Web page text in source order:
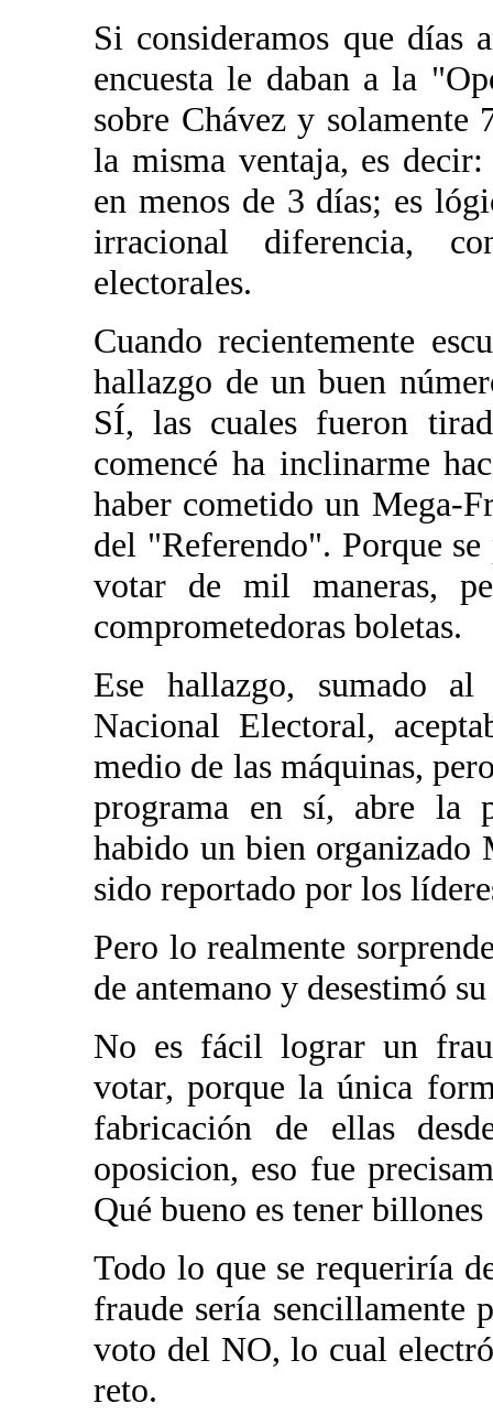
Si consideramos que días
encuesta le daban a la
sobre Chávez y solamente
la misma ventaja, es
en menos de 3 días; es
irracional diferencia,
electorales.
Cuando recientemente
hallazgo de un buen
SÍ, las cuales fueron
comencé ha inclinarme
haber cometido un Mega-
del "Referendo". Porque
votar de mil maneras,
comprometedoras boletas.
Ese hallazgo, sumado
Nacional Electoral,
medio de las máquinas,
programa en sí, abre la
habido un bien organizado
sido reportado por los
Pero lo realmente
de antemano y desestimó
No es fácil lograr un
votar, porque la única
fabricación de ellas
oposicion, eso fue
Qué bueno es tener
Todo lo que se requeriría
fraude sería
voto del NO, lo cual
reto.